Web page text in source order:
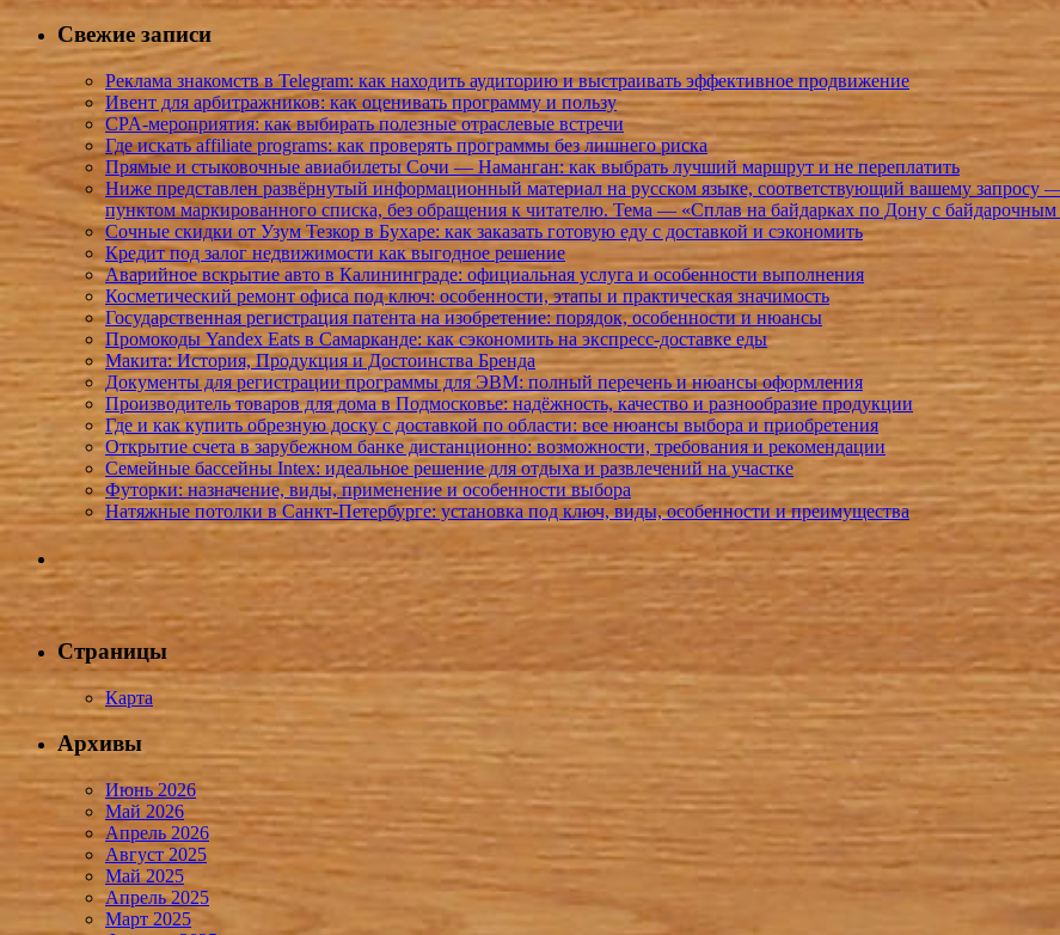
Свежие записи
Реклама знакомств в Telegram: как находить аудиторию и выстраивать эффективное продвижение
Ивент для арбитражников: как оценивать программу и пользу
CPA-мероприятия: как выбирать полезные отраслевые встречи
Где искать affiliate programs: как проверять программы без лишнего риска
Прямые и стыковочные авиабилеты Сочи — Наманган: как выбрать лучший маршрут и не переплатить
Ниже представлен развёрнутый информационный материал на русском языке, соответствующий вашему запросу
пунктом маркированного списка, без обращения к читателю. Тема — «Сплав на байдарках по Дону с
Сочные скидки от Узум Тезкор в Бухаре: как заказать готовую еду с доставкой и сэкономить
Кредит под залог недвижимости как выгодное решение
Аварийное вскрытие авто в Калининграде: официальная услуга и особенности выполнения
Косметический ремонт офиса под ключ: особенности, этапы и практическая значимость
Государственная регистрация патента на изобретение: порядок, особенности и нюансы
Промокоды Yandex Eats в Самарканде: как сэкономить на экспресс-доставке еды
Макита: История, Продукция и Достоинства Бренда
Документы для регистрации программы для ЭВМ: полный перечень и нюансы оформления
Производитель товаров для дома в Подмосковье: надёжность, качество и разнообразие продукции
Где и как купить обрезную доску с доставкой по области: все нюансы выбора и приобретения
Открытие счета в зарубежном банке дистанционно: возможности, требования и рекомендации
Семейные бассейны Intex: идеальное решение для отдыха и развлечений на участке
Футорки: назначение, виды, применение и особенности выбора
Натяжные потолки в Санкт-Петербурге: установка под ключ, виды, особенности и преимущества
Страницы
Карта
Архивы
Июнь 2026
Май 2026
Апрель 2026
Август 2025
Май 2025
Апрель 2025
Март 2025